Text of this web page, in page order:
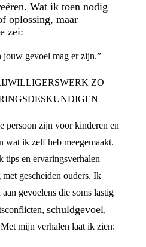
Wat ik toen nodig
oplossing, maar
zei:
gevoel mag er zijn.”
ZO
persoon zijn voor kinderen en
wat ik zelf heb meegemaakt.
tips en ervaringsverhalen
gescheiden ouders. Ik
gevoelens die soms lastig
schuldgevoel,
mijn verhalen laat ik zien: